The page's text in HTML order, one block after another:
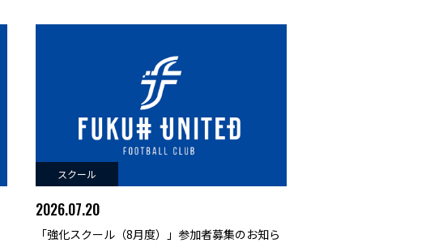
スクール
2026.07.20
「強化スクール（8月度）」参加者募集のお知ら